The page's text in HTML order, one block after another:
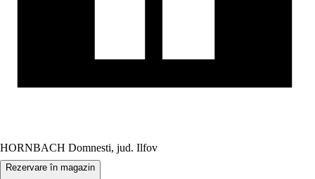
HORNBACH Domnesti, jud. Ilfov
Rezervare în magazin